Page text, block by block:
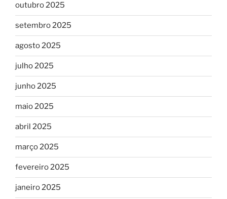
outubro 2025
setembro 2025
agosto 2025
julho 2025
junho 2025
maio 2025
abril 2025
março 2025
fevereiro 2025
janeiro 2025